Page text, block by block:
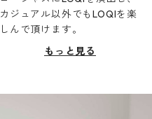
カジュアル以外でもLOQIを楽
しんで頂けます。
もっと見る